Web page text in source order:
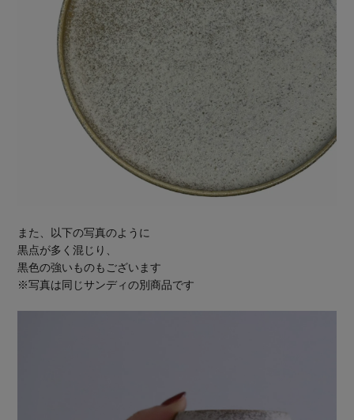
また、以下の写真のように
黒点が多く混じり、
黒色の強いものもございます
※写真は同じサンディの別商品です